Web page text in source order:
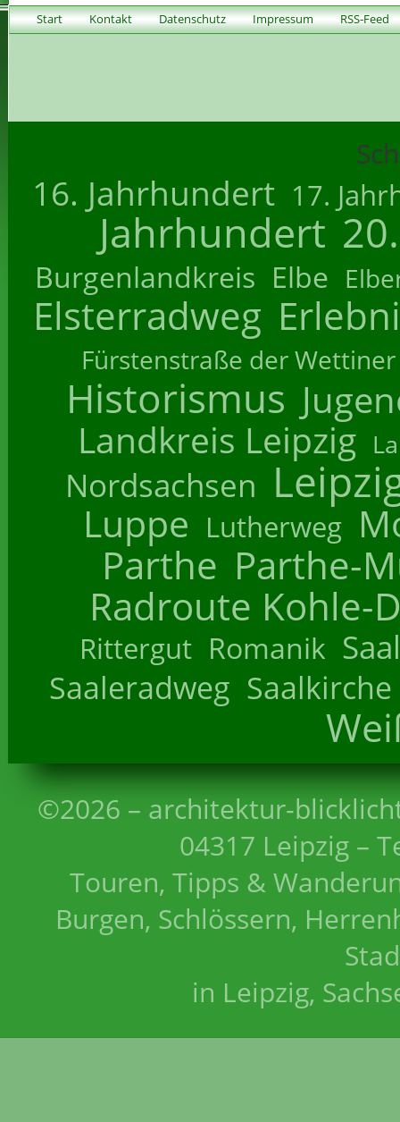
Start Kontakt Datenschutz Impressum RSS-Feed
16. Jahrhundert 17.
Jahrhundert
Burgenlandkreis Elbe
Elsterradweg
Fürstenstraße der Wettiner
Historismus
Landkreis Leipzig
Nordsachsen
Luppe Lutherweg
Parthe Parthe-
Radroute Kohle-
Rittergut Romanik
Saaleradweg Saalkirche
©2026 – architektur-
04317 Leipzig –
Touren, Tipps &
Burgen, Schlössern,
in Leipzig,